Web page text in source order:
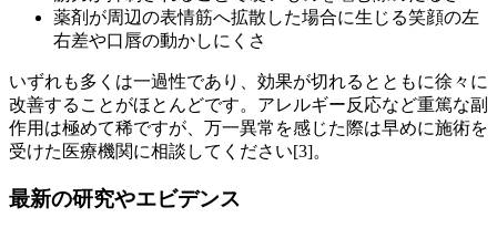
薬剤が周辺の表情筋へ拡散した場合に生じる笑顔の左
右差や口唇の動かしにくさ
いずれも多くは一過性であり、効果が切れるとともに徐々に
改善することがほとんどです。アレルギー反応など重篤な副
作用は極めて稀ですが、万一異常を感じた際は早めに施術を
受けた医療機関に相談してください[3]。
最新の研究やエビデンス